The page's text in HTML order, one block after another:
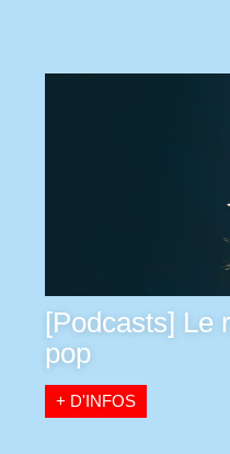
[Podcasts] Le
pop
+ D'INFOS